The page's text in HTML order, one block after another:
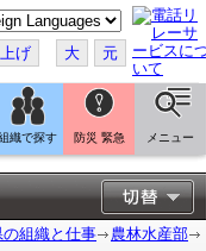
げ 大 元
織で探す 防災 緊急 メニュー
の組織と仕事
農林水産部